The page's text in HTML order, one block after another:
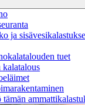
ja
tuet